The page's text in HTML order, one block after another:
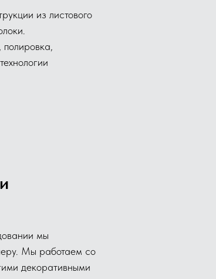
из листового
мы
Мы работаем со
декоративными